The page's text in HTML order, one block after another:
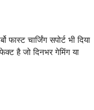
चार्जिंग सपोर्ट भी दिया
है जो दिनभर गेमिंग या